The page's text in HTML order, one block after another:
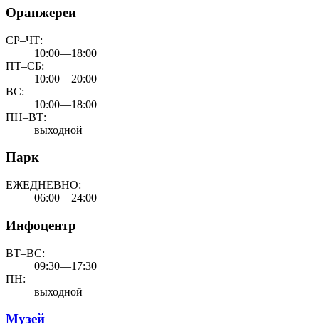
Оранжереи
СР–ЧТ:
10:00—18:00
ПТ–СБ:
10:00—20:00
ВС:
10:00—18:00
ПН–ВТ:
выходной
Парк
ЕЖЕДНЕВНО:
06:00—24:00
Инфоцентр
ВТ–ВС:
09:30—17:30
ПН:
выходной
Музей